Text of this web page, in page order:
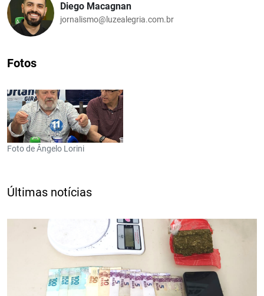
Diego Macagnan
jornalismo@luzealegria.com.br
Fotos
Foto de Ângelo Lorini
Últimas notícias